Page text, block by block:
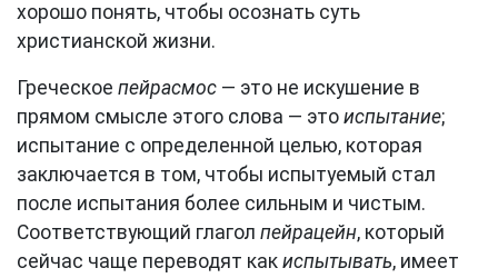
хорошо понять, чтобы осознать суть
христианской жизни.
Греческое пейрасмос — это не искушение в
прямом смысле этого слова — это испытание;
испытание с определенной целью, которая
заключается в том, чтобы испытуемый стал
после испытания более сильным и чистым.
Соответствующий глагол пейрацейн, который
сейчас чаще переводят как испытывать, имеет